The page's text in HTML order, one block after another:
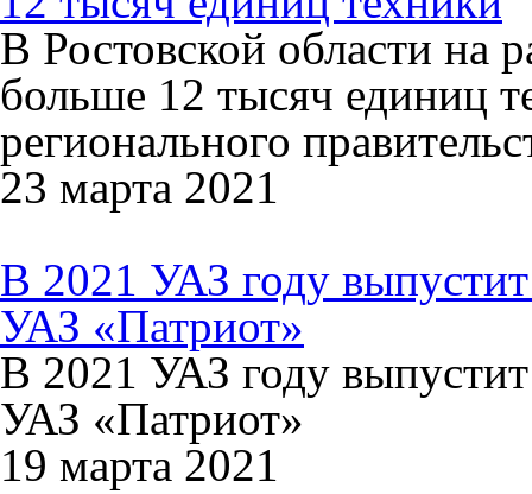
В Ростовской области на
больше 12 тысяч единиц
регионального
23 марта 2021
В 2021 УАЗ году
УАЗ «Патриот»
В 2021 УАЗ году
УАЗ «Патриот»
19 марта 2021